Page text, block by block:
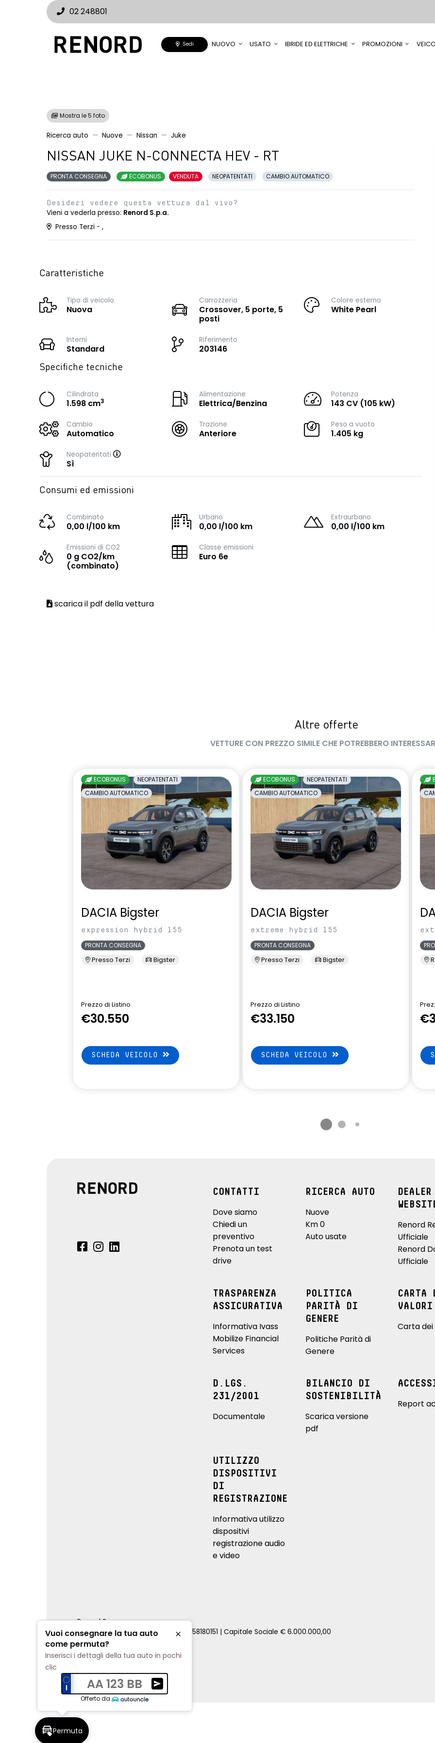
02 248801
Sedi NUOVO USATO IBRIDE ED ELETTRICHE PROMOZIONI
Mostra le 5 foto
Ricerca auto Nuove Nissan Juke
NISSAN JUKE N-CONNECTA HEV - RT
PRONTA CONSEGNA ECOBONUS VENDUTA NEOPATENTATI CAMBIO AUTOMATICO
Desideri vedere questa vettura dal vivo?
Vieni a vederla presso: Renord S.p.a.
Presso Terzi - ,
Caratteristiche
Tipo di veicolo
Nuova
Carrozzeria
Crossover, 5 porte, 5
posti
Colore esterno
White Pearl
Interni
Standard
Riferimento
203146
Specifiche tecniche
Cilindrata
1.598 cm3
Alimentazione
Elettrica/Benzina
Potenza
143 CV (105 kW)
Cambio
Automatico
Trazione
Anteriore
Peso a vuoto
1.405 kg
Neopatentati
Sì
Consumi ed emissioni
Combinato
0,00 l/100 km
Urbano
0,00 l/100 km
Extraurbano
0,00 l/100 km
Emissioni di CO2
0 g CO2/km
(combinato)
Classe emissioni
Euro 6e
scarica il pdf della vettura
Altre offerte
VETTURE CON PREZZO SIMILE CHE POTREBBERO
ECOBONUS
NEOPATENTATI
CAMBIO AUTOMATICO
DACIA Bigster
expression hybrid 155
PRONTA CONSEGNA
Presso Terzi Bigster
Prezzo di Listino
€30.550
SCHEDA VEICOLO
ECOBONUS
NEOPATENTATI
CAMBIO AUTOMATICO
DACIA Bigster
extreme hybrid 155
PRONTA CONSEGNA
Presso Terzi Bigster
Prezzo di Listino
€33.150
SCHEDA VEICOLO
CONTATTI
Dove siamo
Chiedi un
preventivo
Prenota un test
drive
RICERCA AUTO
Nuove
Km 0
Auto usate
DEALER
Renord
Ufficiale
Renord
Ufficiale
TRASPARENZA
ASSICURATIVA
Informativa Ivass
Mobilize Financial
Services
POLITICA
PARITÀ DI
GENERE
Politiche Parità di
Genere
CARTA
VALORI
Carta dei
D.LGS.
231/2001
Documentale
BILANCIO DI
SOSTENIBILITÀ
Scarica versione
pdf
Report
UTILIZZO
DISPOSITIVI
DI
REGISTRAZIONE
Informativa utilizzo
dispositivi
registrazione audio
e video
Renord S.p.a.
REA Milano 810796 | P.IVA e C.F. 00858180151 | Capitale Sociale € 6.000.000,00
Cookie Policy
Privacy Policy
Impostazioni di tracciamento
Permuta
Vuoi consegnare la tua auto
come permuta?
Chiudi
Inserisci i dettagli della tua auto in pochi
clic
AA 123 BB
Ricevi una valutazione della tua auto senza impegno
Offerto da